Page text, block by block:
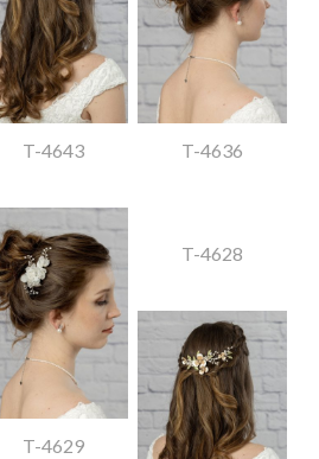
T-4643 T-4636
T-4629
T-4628